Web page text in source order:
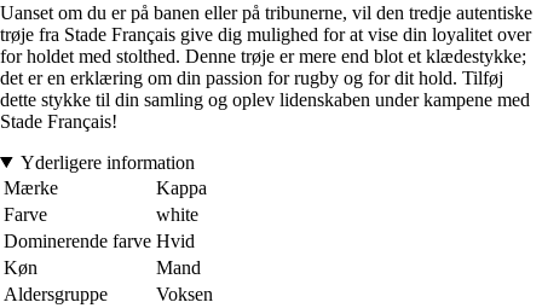
Uanset om du er på banen eller på tribunerne, vil den tredje autentiske
trøje fra Stade Français give dig mulighed for at vise din loyalitet over
for holdet med stolthed. Denne trøje er mere end blot et klædestykke;
det er en erklæring om din passion for rugby og for dit hold. Tilføj
dette stykke til din samling og oplev lidenskaben under kampene med
Stade Français!
Yderligere information
Mærke
Kappa
Farve
white
Dominerende farve Hvid
Køn
Mand
Aldersgruppe
Voksen